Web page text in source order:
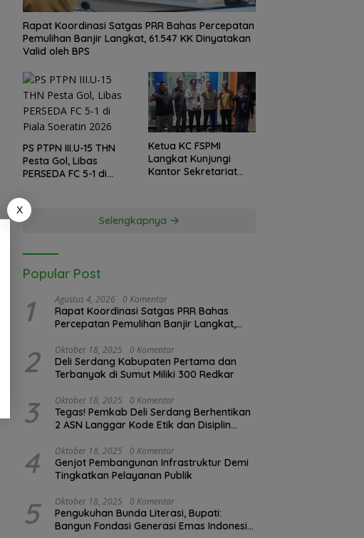
Rapat Koordinasi Satgas PRR Bahas Percepatan
Pemulihan Banjir Langkat, 61.547 KK Dinyatakan
Valid oleh BPS
PS PTPN III.U-15 THN
Pesta Gol, Libas
PERSEDA FC 5-1 di
Ketua KC FSPMI
Langkat Kunjungi
Kantor Sekretariat
Selengkapnya
Popular Post
1 Agustus 4, 2026 0 Komentar
Rapat Koordinasi Satgas PRR Bahas
Percepatan Pemulihan Banjir Langkat,
2 Oktober 18, 2025 0 Komentar
Deli Serdang Kabupaten Pertama dan
Terbanyak di Sumut Miliki 300 Redkar
3 Oktober 18, 2025 0 Komentar
Tegas! Pemkab Deli Serdang Berhentikan
2 ASN Langgar Kode Etik dan Disiplin
4 Oktober 18, 2025 0 Komentar
Genjot Pembangunan Infrastruktur Demi
Tingkatkan Pelayanan Publik
5 Oktober 18, 2025 0 Komentar
Pengukuhan Bunda Literasi, Bupati:
Bangun Fondasi Generasi Emas Indonesia
X